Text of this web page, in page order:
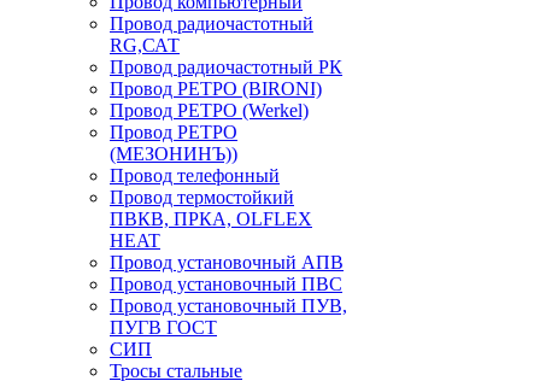
Провод радиочастотный
RG,САТ
Провод радиочастотный РК
Провод РЕТРО (BIRONI)
Провод РЕТРО (Werkel)
Провод РЕТРО
(МЕЗОНИНЪ))
Провод телефонный
Провод термостойкий
ПВКВ, ПРКА, OLFLEX
HEAT
Провод установочный АПВ
Провод установочный ПВС
Провод установочный ПУВ,
ПУГВ ГОСТ
СИП
Тросы стальные